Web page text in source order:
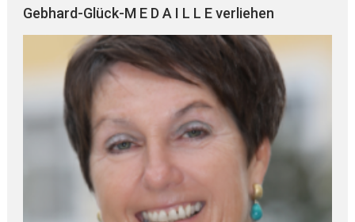
Gebhard-Glück-M E D A I L L E verliehen